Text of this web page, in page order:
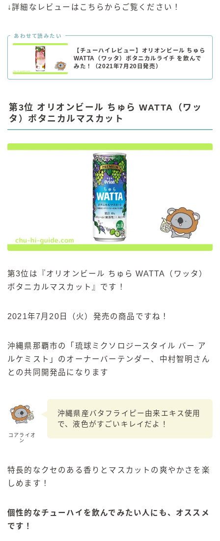
↓詳細なレビューはこちらからご覧ください！
あわせて読みたい
【チューハイレビュー】オリオンビール ちゅら
WATTA（ワッタ）ボタニカルライチ を飲んで
みた！（2021年7月20日発売）
第3位 オリオンビール ちゅら WATTA（ワッ
タ）ボタニカルマスカット
第3位は『オリオンビール ちゅら WATTA（ワッタ）
ボタニカルマスカット』です！
2021年7月20日（火）発売の商品ですね！
沖縄県那覇市の「琉球ミクソロジースタイル バー ア
ルケミスト」のオーナーバーテンダー、中村智明さん
との共同開発品になります
コアライオ
ン
沖縄県産バタフライピー由来エキス使用
で、液色がすごいキレイだよ！
特長的なクセのある香りとマスカットの爽やかさを楽
しめます！
個性的なチューハイを飲んでみたい人にも、オススメ
です！